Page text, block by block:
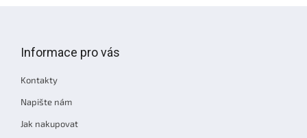
Informace pro vás
Kontakty
Napište nám
Jak nakupovat